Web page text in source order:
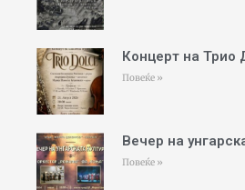
Концерт на Трио
Повеќе »
Вечер на
Повеќе »